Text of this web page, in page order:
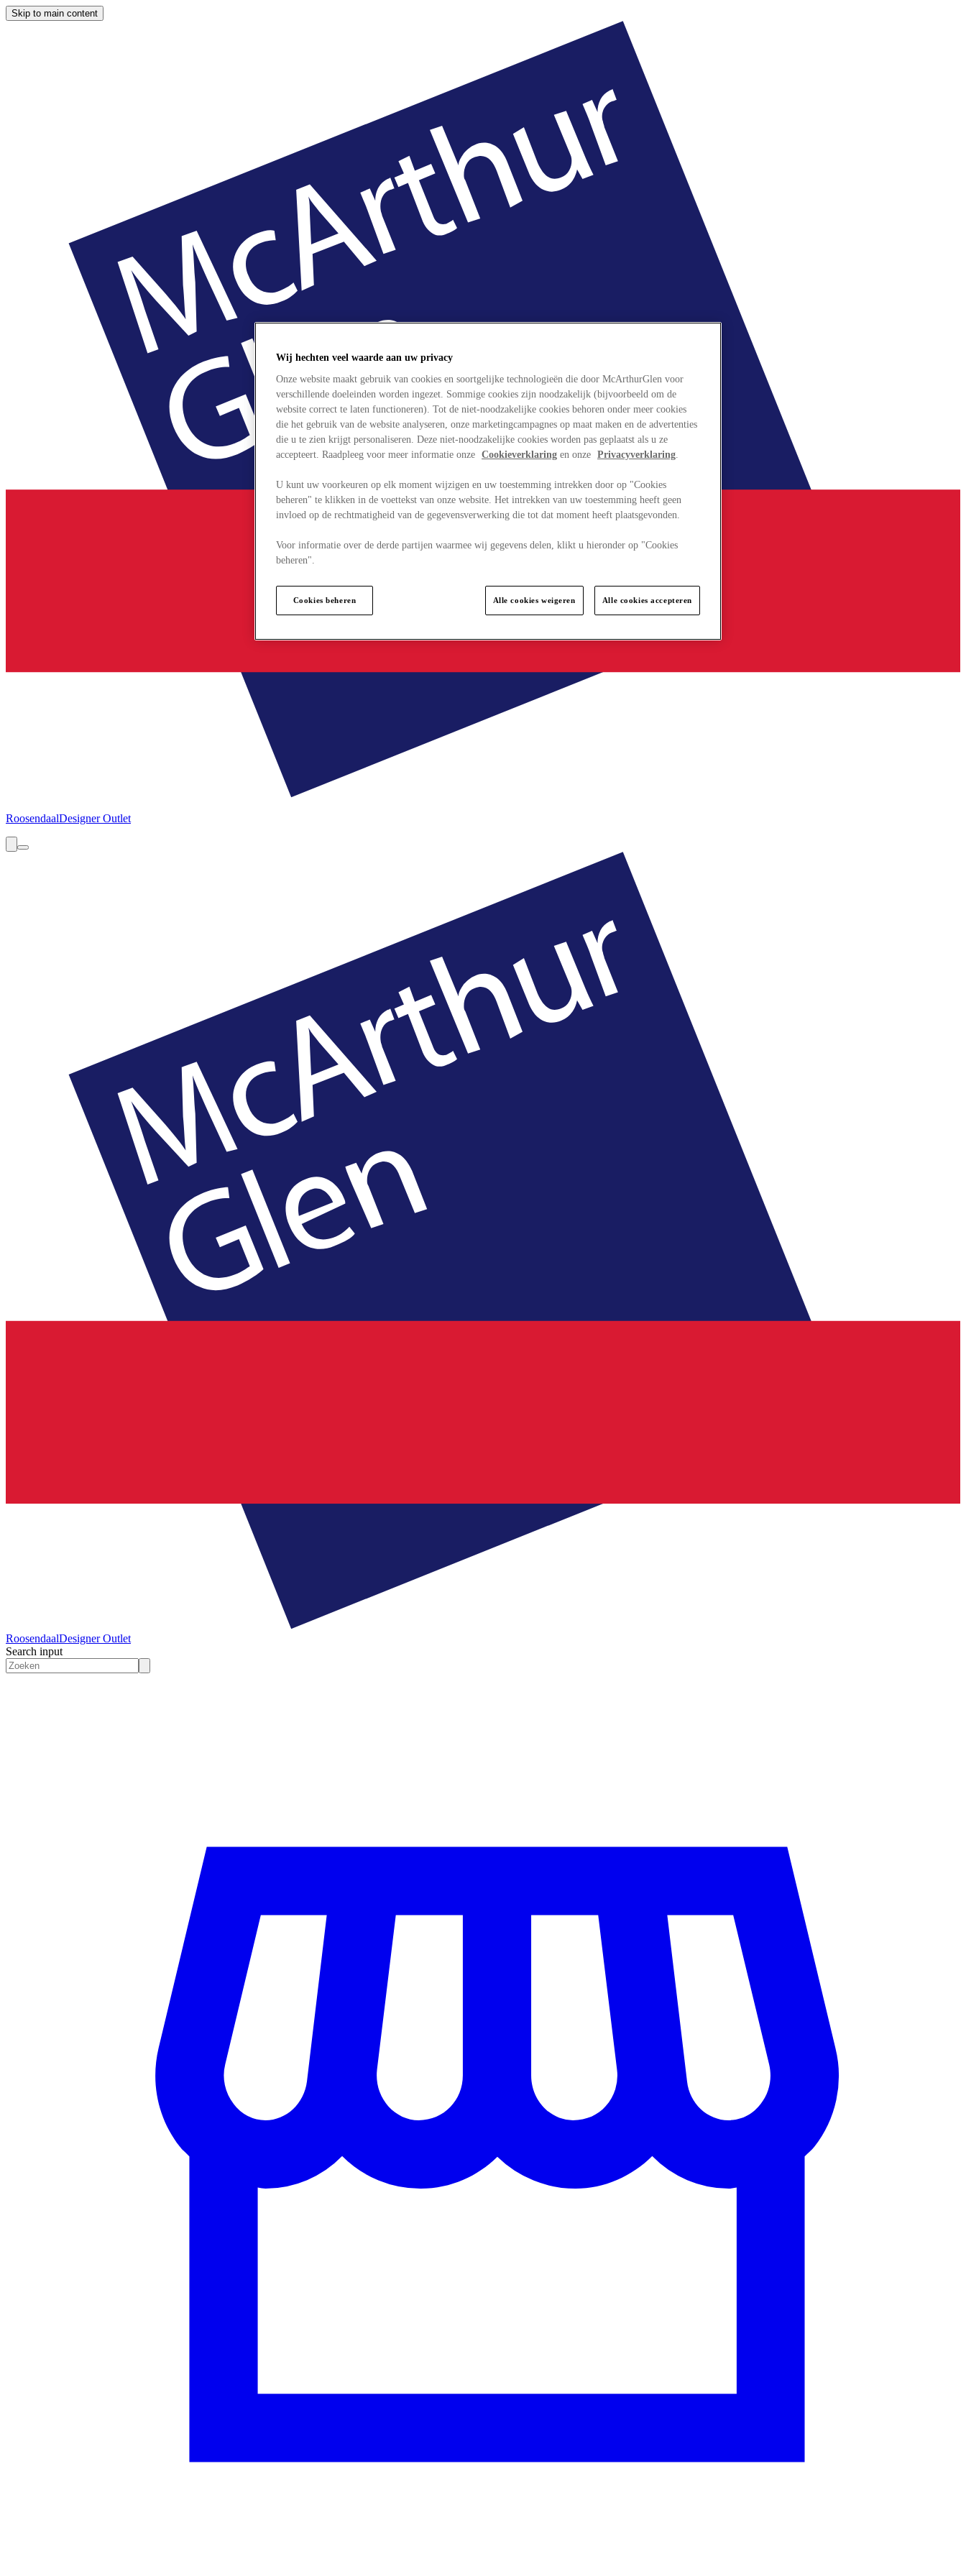
Skip to main content
RoosendaalDesigner Outlet
RoosendaalDesigner Outlet
Search input
Wij hechten veel waarde aan uw privacy
Onze website maakt gebruik van cookies en soortgelijke technologieën die door McArthurGlen voor
verschillende doeleinden worden ingezet. Sommige cookies zijn noodzakelijk (bijvoorbeeld om de
website correct te laten functioneren). Tot de niet-noodzakelijke cookies behoren onder meer cookies
die het gebruik van de website analyseren, onze marketingcampagnes op maat maken en de advertenties
die u te zien krijgt personaliseren. Deze niet-noodzakelijke cookies worden pas geplaatst als u ze
accepteert. Raadpleeg voor meer informatie onze Cookieverklaring en onze Privacyverklaring.
U kunt uw voorkeuren op elk moment wijzigen en uw toestemming intrekken door op "Cookies
beheren" te klikken in de voettekst van onze website. Het intrekken van uw toestemming heeft geen
invloed op de rechtmatigheid van de gegevensverwerking die tot dat moment heeft plaatsgevonden.
Voor informatie over de derde partijen waarmee wij gegevens delen, klikt u hieronder op "Cookies
beheren".
Cookies beheren Alle cookies weigeren Alle cookies accepteren